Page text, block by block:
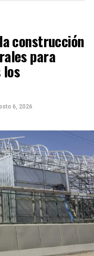
construcción
para
6, 2026